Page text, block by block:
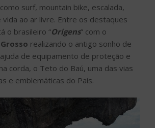
surf, mountain bike, escalada,
ao ar livre. Entre os destaques
o brasileiro “Origens” com o
realizando o antigo sonho de
de equipamento de proteção e
corda, o Teto do Baú, uma das vias
e emblemáticas do País.